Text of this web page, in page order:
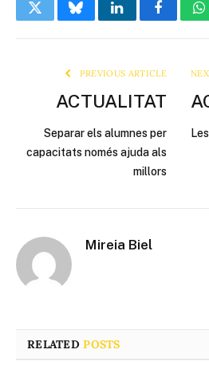
TwitterBlueskyLinkedIn
PREVIOUS ARTICLE
ACTUALITAT
Separar els alumnes per
capacitats només ajuda als
millors
Mireia Biel
RELATEDPOSTS